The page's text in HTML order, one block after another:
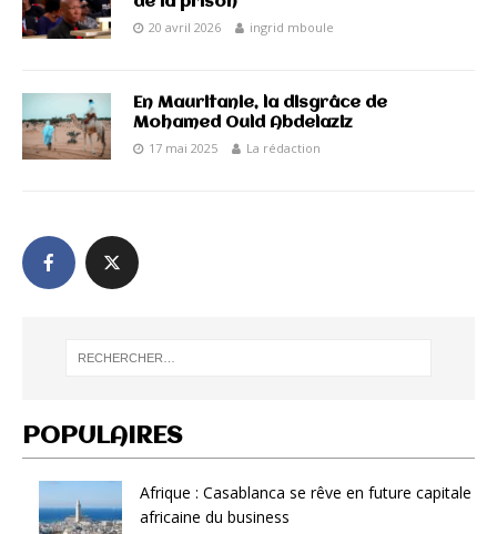
20 avril 2026 ingrid mboule
En Mauritanie, la disgrâce de
Mohamed Ould Abdelaziz
17 mai 2025 La rédaction
POPULAIRES
Afrique : Casablanca se rêve en future capitale
africaine du business